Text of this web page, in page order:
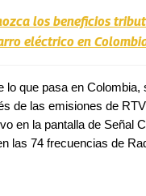
los beneficios
eléctrico en
lo que pasa en Colombia,
de las emisiones de
en la pantalla de Señal
las 74 frecuencias de